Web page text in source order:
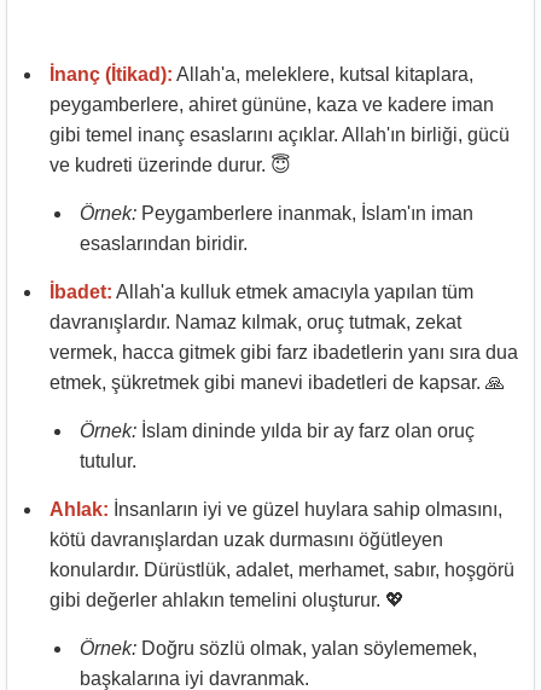
İnanç (İtikad): Allah'a, meleklere, kutsal kitaplara,
peygamberlere, ahiret gününe, kaza ve kadere iman
gibi temel inanç esaslarını açıklar. Allah'ın birliği, gücü
ve kudreti üzerinde durur. 😇
Örnek: Peygamberlere inanmak, İslam'ın iman
esaslarından biridir.
İbadet: Allah'a kulluk etmek amacıyla yapılan tüm
davranışlardır. Namaz kılmak, oruç tutmak, zekat
vermek, hacca gitmek gibi farz ibadetlerin yanı sıra dua
etmek, şükretmek gibi manevi ibadetleri de kapsar. 🙏
Örnek: İslam dininde yılda bir ay farz olan oruç
tutulur.
Ahlak: İnsanların iyi ve güzel huylara sahip olmasını,
kötü davranışlardan uzak durmasını öğütleyen
konulardır. Dürüstlük, adalet, merhamet, sabır, hoşgörü
gibi değerler ahlakın temelini oluşturur. 💖
Örnek: Doğru sözlü olmak, yalan söylememek,
başkalarına iyi davranmak.